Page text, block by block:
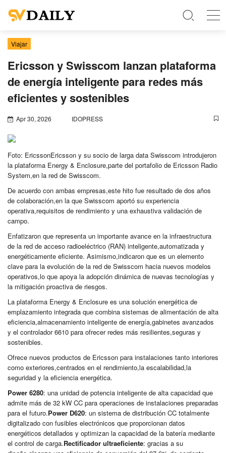
Viajar
Ericsson y Swisscom lanzan plataforma
de energía inteligente para redes más
eficientes y sostenibles
Apr 30, 2026 IDOPRESS
Foto: EricssonEricsson y su socio de larga data Swisscom introdujeron
la plataforma Energy & Enclosure,parte del portafolio de Ericsson Radio
System,en la red de Swisscom.
De acuerdo con ambas empresas,este hito fue resultado de dos años
de colaboración,en la que Swisscom aportó su experiencia
operativa,requisitos de rendimiento y una exhaustiva validación de
campo.
Enfatizaron que representa un importante avance en la infraestructura
de la red de acceso radioeléctrico (RAN) inteligente,automatizada y
energéticamente eficiente. Asimismo,indicaron que es un elemento
clave para la evolución de la red de Swisscom hacia nuevos modelos
operativos,lo que apoya la adopción dinámica de nuevas tecnologías y
la mitigación proactiva de riesgos.
La plataforma Energy & Enclosure es una solución energética de
emplazamiento integrada que combina sistemas de alimentación de alta
eficiencia,almacenamiento inteligente de energía,gabinetes avanzados
y el controlador 6610 para ofrecer redes más resilientes,seguras y
sostenibles.
Ofrece nuevos productos de Ericsson para instalaciones tanto interiores
como exteriores,centrados en el rendimiento,la escalabilidad,la
seguridad y la eficiencia energética.
Power 6280: una unidad de potencia inteligente de alta capacidad que
admite más de 32 kW CC para operaciones de instalaciones preparadas
para el futuro.Power D620: un sistema de distribución CC totalmente
digitalizado con fusibles electrónicos que proporcionan datos
energéticos detallados y optimizan la capacidad de la batería mediante
el control de carga.Rectificador ultraeficiente: gracias a su